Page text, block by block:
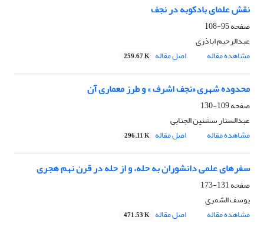
نقش علمای بادکوبه در نجف
صفحه95-108
عبدالرحیم اباذری
مشاهده مقاله
اصل مقاله 259.67 K
محدوده شهری «نجف اشرف » و طرز معماری آن
صفحه109-130
عبدالستار سشنین الجنابی
مشاهده مقاله
اصل مقاله 296.11 K
سفرهای علمی دانشوران به حله، و از حله در قرن نهم هجری
صفحه131-173
یوسف الشمری
مشاهده مقاله
اصل مقاله 471.53 K